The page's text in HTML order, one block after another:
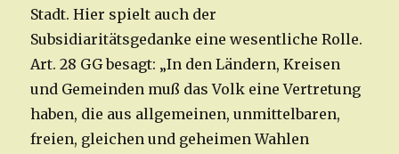
Stadt. Hier spielt auch der
Subsidiaritätsgedanke eine wesentliche Rolle.
Art. 28 GG besagt: „In den Ländern, Kreisen
und Gemeinden muß das Volk eine Vertretung
haben, die aus allgemeinen, unmittelbaren,
freien, gleichen und geheimen Wahlen